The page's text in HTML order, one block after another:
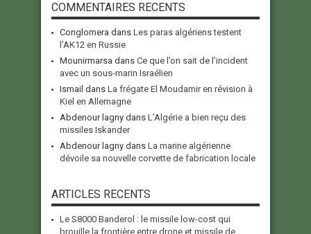
COMMENTAIRES RECENTS
Conglomera dans Les paras algériens testent
l’AK12 en Russie
Mounirmarsa dans Ce que l’on sait de l’incident
avec un sous-marin Israélien
Ismail dans La frégate El Moudamir en révision à
Kiel en Allemagne
Abdenour lagny dans L’Algérie a bien reçu des
missiles Iskander
Abdenour lagny dans La marine algérienne
dévoile sa nouvelle corvette de fabrication locale
ARTICLES RECENTS
Le S8000 Banderol : le missile low-cost qui
brouille la frontière entre drone et missile de